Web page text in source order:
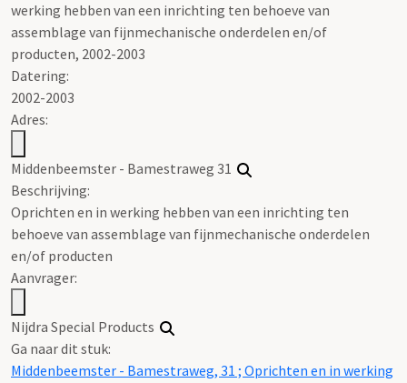
werking hebben van een inrichting ten behoeve van
assemblage van fijnmechanische onderdelen en/of
producten, 2002-2003
Datering:
2002-2003
Adres:
Middenbeemster - Bamestraweg 31
Beschrijving:
Oprichten en in werking hebben van een inrichting ten
behoeve van assemblage van fijnmechanische onderdelen
en/of producten
Aanvrager:
Nijdra Special Products
Ga naar dit stuk:
Middenbeemster - Bamestraweg, 31 ; Oprichten en in werking